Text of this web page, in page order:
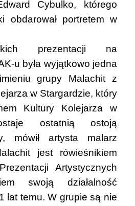
Cybulko, którego
obdarował portretem w
prezentacji na
u była wyjątkowo jedna
grupy Malachit z
w Stargardzie, który
Kultury Kolejarza w
ostatnią ostoją
mówił artysta malarz
jest rówieśnikiem
Artystycznych
swoją działalność
lat temu. W grupie są nie